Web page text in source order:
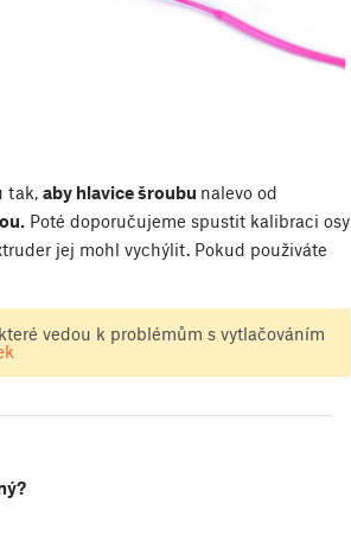
tak, aby hlavice šroubu nalevo od
Poté doporučujeme spustit kalibraci osy
jej mohl vychýlit. Pokud použiváte
vedou k problémům s vytlačováním